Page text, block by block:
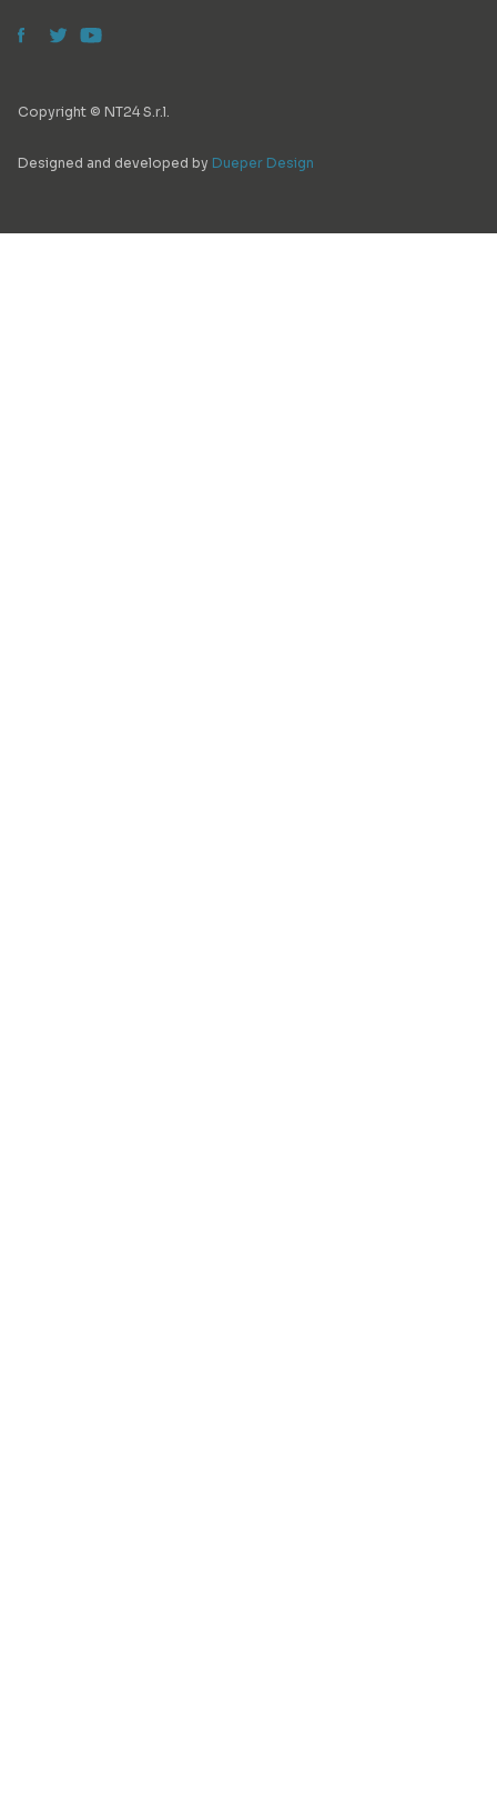
Copyright © NT24 S.r.l.
Designed and developed by Dueper Design